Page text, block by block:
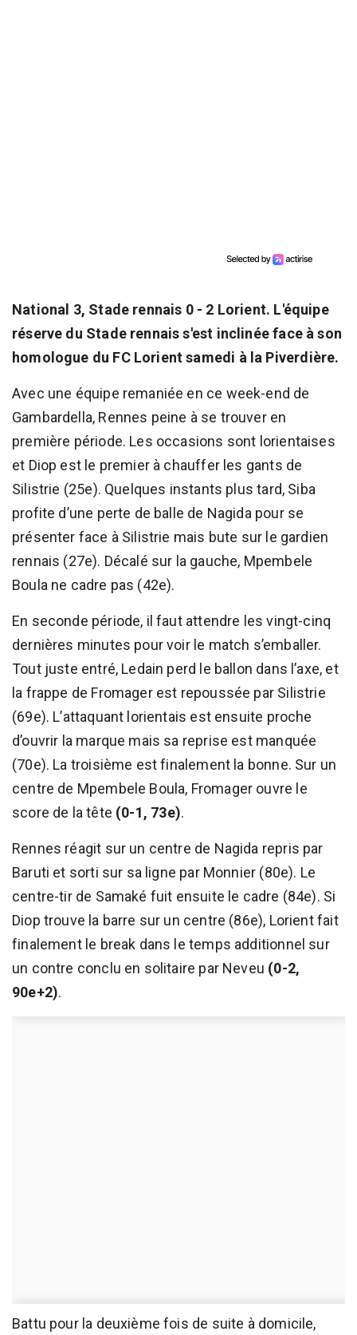
National 3, Stade rennais 0 - 2 Lorient. L'équipe
réserve du Stade rennais s'est inclinée face à son
homologue du FC Lorient samedi à la Piverdière.
Avec une équipe remaniée en ce week-end de
Gambardella, Rennes peine à se trouver en
première période. Les occasions sont lorientaises
et Diop est le premier à chauffer les gants de
Silistrie (25e). Quelques instants plus tard, Siba
profite d’une perte de balle de Nagida pour se
présenter face à Silistrie mais bute sur le gardien
rennais (27e). Décalé sur la gauche, Mpembele
Boula ne cadre pas (42e).
En seconde période, il faut attendre les vingt-cinq
dernières minutes pour voir le match s’emballer.
Tout juste entré, Ledain perd le ballon dans l’axe, et
la frappe de Fromager est repoussée par Silistrie
(69e). L’attaquant lorientais est ensuite proche
d’ouvrir la marque mais sa reprise est manquée
(70e). La troisième est finalement la bonne. Sur un
centre de Mpembele Boula, Fromager ouvre le
score de la tête (0-1, 73e).
Rennes réagit sur un centre de Nagida repris par
Baruti et sorti sur sa ligne par Monnier (80e). Le
centre-tir de Samaké fuit ensuite le cadre (84e). Si
Diop trouve la barre sur un centre (86e), Lorient fait
finalement le break dans le temps additionnel sur
un contre conclu en solitaire par Neveu (0-2,
90e+2).
Battu pour la deuxième fois de suite à domicile,